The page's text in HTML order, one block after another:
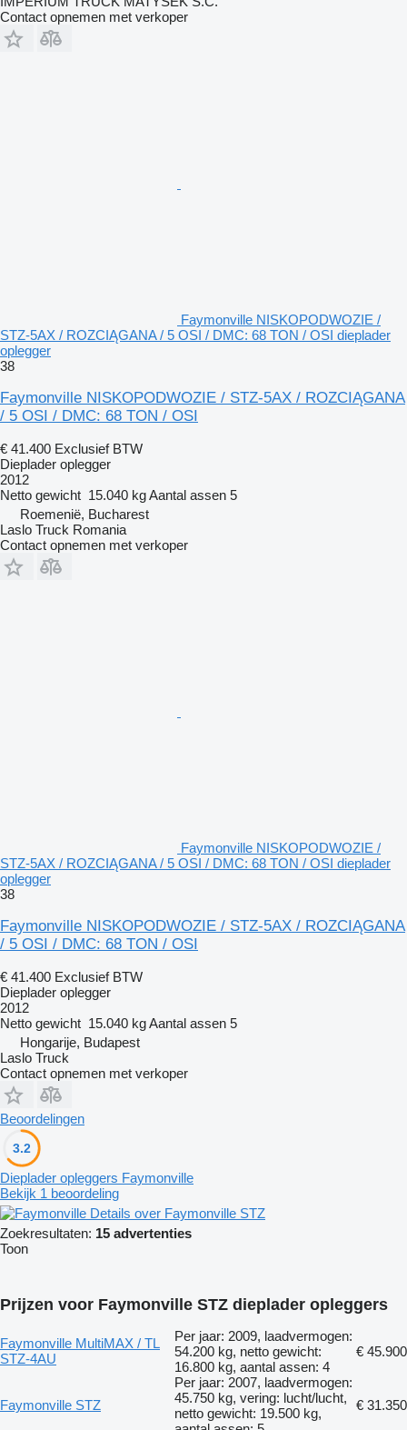
Contact opnemen met verkoper
Faymonville NISKOPODWOZIE /
STZ-5AX / ROZCIĄGANA / 5 OSI / DMC: 68 TON / OSI dieplader
oplegger
38
Faymonville NISKOPODWOZIE / STZ-5AX / ROZCIĄGANA
/ 5 OSI / DMC: 68 TON / OSI
€ 41.400 Exclusief BTW
Dieplader oplegger
2012
Netto gewicht 15.040 kgAantal assen 5
Roemenië, Bucharest
Laslo Truck Romania
Contact opnemen met verkoper
Faymonville NISKOPODWOZIE /
STZ-5AX / ROZCIĄGANA / 5 OSI / DMC: 68 TON / OSI dieplader
oplegger
38
Faymonville NISKOPODWOZIE / STZ-5AX / ROZCIĄGANA
/ 5 OSI / DMC: 68 TON / OSI
€ 41.400 Exclusief BTW
Dieplader oplegger
2012
Netto gewicht 15.040 kgAantal assen 5
Hongarije, Budapest
Laslo Truck
Contact opnemen met verkoper
Beoordelingen
3.2
Dieplader opleggers Faymonville
Bekijk 1 beoordeling
Details over Faymonville STZ
Zoekresultaten: 15 advertenties
Toon
Prijzen voor Faymonville STZ dieplader opleggers
Faymonville MultiMAX / TL
STZ-4AU
Per jaar: 2009, laadvermogen:
54.200 kg, netto gewicht:
16.800 kg, aantal assen: 4
€ 45.900
Faymonville STZ
Per jaar: 2007, laadvermogen:
45.750 kg, vering: lucht/lucht,
netto gewicht: 19.500 kg,
€ 31.350